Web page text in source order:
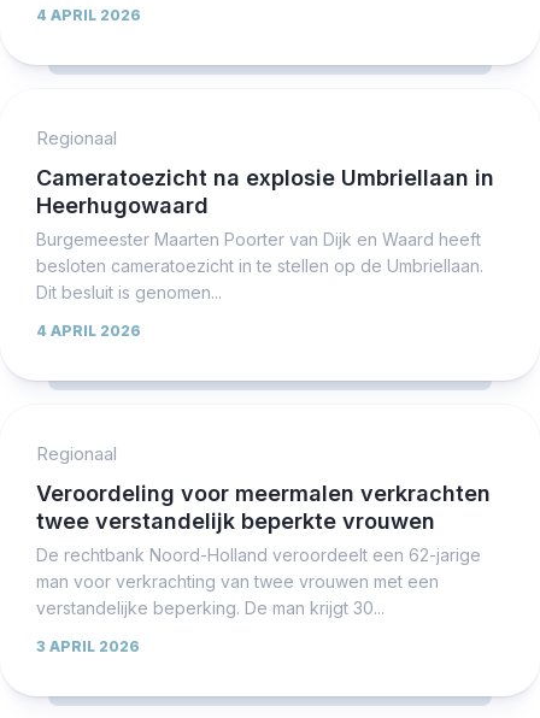
4 APRIL 2026
Regionaal
Cameratoezicht na explosie Umbriellaan in
Heerhugowaard
Burgemeester Maarten Poorter van Dijk en Waard heeft
besloten cameratoezicht in te stellen op de Umbriellaan.
Dit besluit is genomen...
4 APRIL 2026
Regionaal
Veroordeling voor meermalen verkrachten
twee verstandelijk beperkte vrouwen
De rechtbank Noord-Holland veroordeelt een 62-jarige
man voor verkrachting van twee vrouwen met een
verstandelijke beperking. De man krijgt 30...
3 APRIL 2026